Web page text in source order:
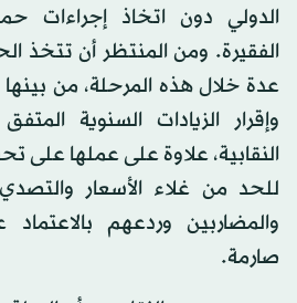
الدولي دون اتخاذ إجراءات
الفقيرة. ومن المنتظر أن تتخذ
عدة خلال هذه المرحلة، من
وإقرار الزيادات السنوية
النقابية، علاوة على عملها على
للحد من غلاء الأسعار
والمضاربين وردعهم
صارمة.